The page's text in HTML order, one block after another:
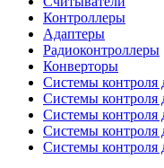
Контроллеры
Адаптеры
Радиоконтроллеры
Конверторы
Системы контроля
Системы контроля
Системы контроля
Системы контроля
Системы контроля